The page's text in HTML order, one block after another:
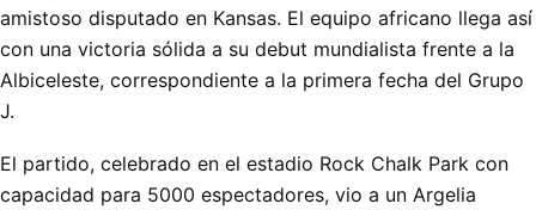
amistoso disputado en Kansas. El equipo africano llega así
con una victoria sólida a su debut mundialista frente a la
Albiceleste, correspondiente a la primera fecha del Grupo
J.
El partido, celebrado en el estadio Rock Chalk Park con
capacidad para 5000 espectadores, vio a un Argelia